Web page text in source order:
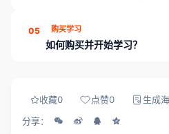
资料；学习进度云端同步。平台另
就业内推，帮助能力可证、对接岗位。
05 购买学习
如何购买并开始学习？
收藏0 点赞0 生成
分享：